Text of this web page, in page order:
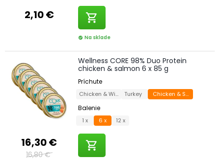
2,10 € shopping_cart
check_circle Na sklade
16,30 €
16,80 €
Wellness CORE 98% Duo Protein
chicken & salmon 6 x 85 g
Príchute
Chicken & Wild Boar
Turkey Chicken & Salmon
Balenie
1 x 6 x 12 x
shopping_cart